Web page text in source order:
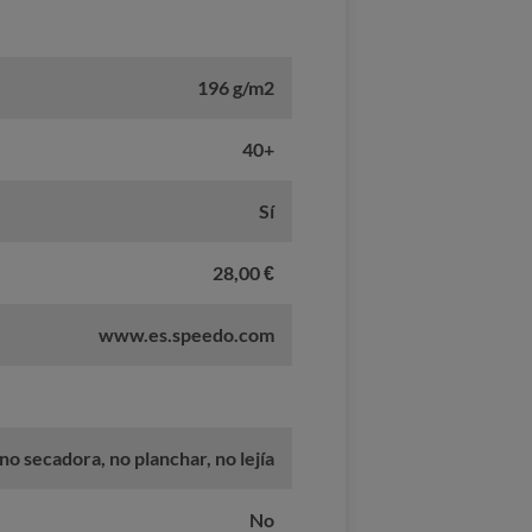
196 g/m2
40+
Sí
28,00 €
www.es.speedo.com
secadora, no planchar, no lejía
No